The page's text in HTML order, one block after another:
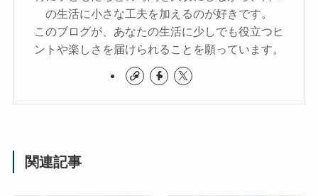
の生活に小さな工夫を加えるのが好きです。
このブログが、あなたの生活に少しでも役立つヒ
ントや楽しさを届けられることを願っています。
関連記事